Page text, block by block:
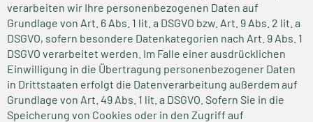
verarbeiten wir Ihre personenbezogenen Daten auf
Grundlage von Art. 6 Abs. 1 lit. a DSGVO bzw. Art. 9 Abs. 2 lit. a
DSGVO, sofern besondere Datenkategorien nach Art. 9 Abs. 1
DSGVO verarbeitet werden. Im Falle einer ausdrücklichen
Einwilligung in die Übertragung personenbezogener Daten
in Drittstaaten erfolgt die Datenverarbeitung außerdem auf
Grundlage von Art. 49 Abs. 1 lit. a DSGVO. Sofern Sie in die
Speicherung von Cookies oder in den Zugriff auf